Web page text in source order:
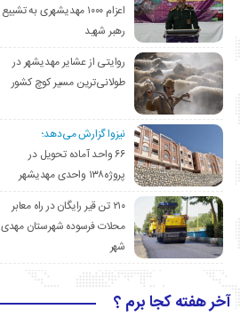
اعزام ۱۰۰۰ مهدیشهری به تشییع
رهبر شهید
روایتی از عشایر مهدیشهر در
طولانی‌ترین مسیر کوچ کشور
نیزوا گزارش می‌دهد؛
۶۶ واحد آماده تحویل در
پروژه۱۳۸ واحدی مهدیشهر
۲۱۰ تن قیر رایگان در راه معابر
محلات فرسوده شهرستان مهدی
شهر
آخر هفته کجا برم ؟